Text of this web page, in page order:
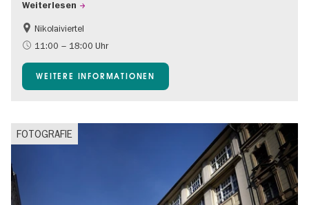
Weiterlesen
Barrierefrei
Food
Gratis
Kinder
Ticket-Tipp
Nikolaiviertel
11:00 – 18:00 Uhr
WEITERE INFORMATIONEN
FOTOGRAFIE